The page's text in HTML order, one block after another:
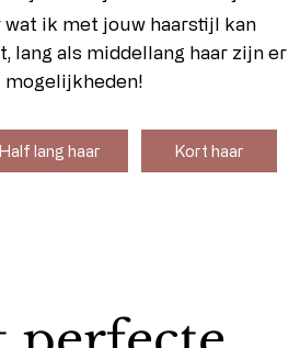
wat ik met jouw haarstijl kan
lang als middellang haar zijn er
Half lang haar Kort haar